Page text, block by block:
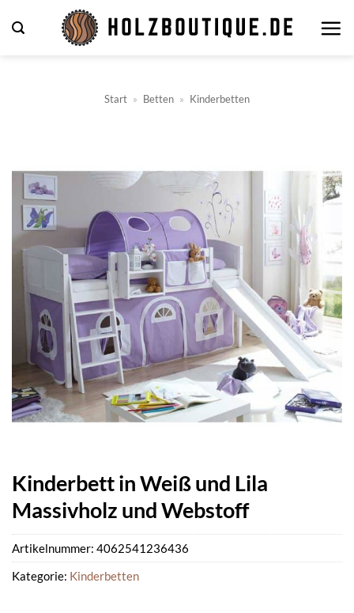
Inhalt
Start » Betten » Kinderbetten
Kinderbett in Weiß und Lila
Massivholz und Webstoff
Artikelnummer: 4062541236436
Kategorie: Kinderbetten